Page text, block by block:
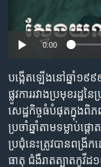
ទៅ​
កាន់​
ទំព័រ​
ស្វែង​
រក
Khmer English
ភាសា
0:00
បង្កើត​ឡើង​នៅឆ្នាំ១៩
ផ្លូវការ​រវាង​ប្រមុខរដ្ឋ​​
សេដ្ឋកិច្ច​ធំបំផុត​ក្នុង​
ប្រចាំ​ឆ្នាំ​តាម​ទម្លាប់​ផ្ត
ប្រជុំ​នេះ​ត្រូវ​បាន​ពង្រី
ធាតុ ជំងឺ​រាតត្បាត​កូវីដ